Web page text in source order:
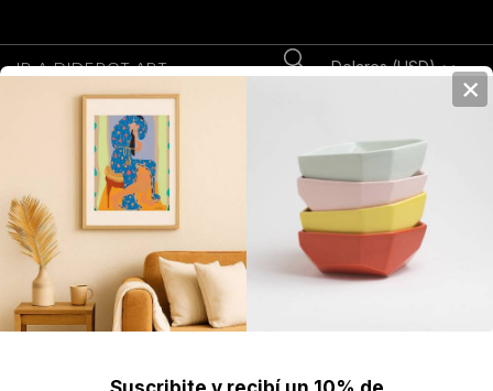
IR A DIDEROT.ART Dolares (USD)
Cerámica > Tótem 3
×